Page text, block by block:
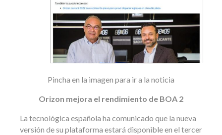
Pincha en la imagen para ir a la noticia
Orizon mejora el rendimiento de BOA 2
La tecnológica española ha comunicado que la nueva
versión de su plataforma estará disponible en el tercer